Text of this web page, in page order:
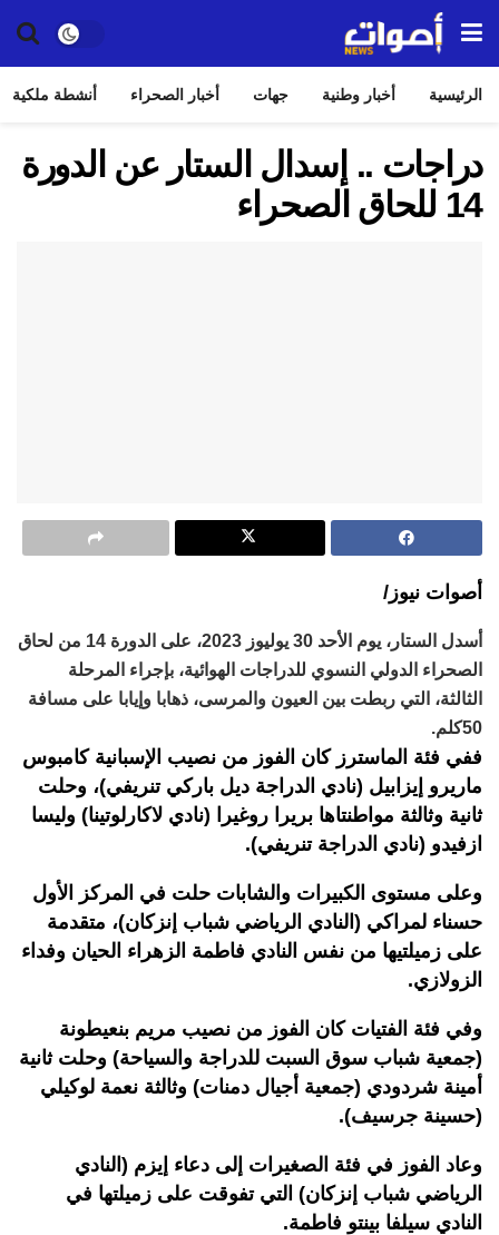
الرئيسية أخبار وطنية جهات أخبار الصحراء أنشطة ملكية
دراجات .. إسدال الستار عن الدورة
14 للحاق الصحراء
أصوات نيوز/
أسدل الستار، يوم الأحد 30 يوليوز 2023، على الدورة 14 من لحاق
الصحراء الدولي النسوي للدراجات الهوائية، بإجراء المرحلة
الثالثة، التي ربطت بين العيون والمرسى، ذهابا وإيابا على مسافة
50كلم.
ففي فئة الماسترز كان الفوز من نصيب الإسبانية كامبوس
ماريرو إيزابيل (نادي الدراجة ديل باركي تنريفي)، وحلت
ثانية وثالثة مواطنتاها بريرا روغيرا (نادي لاكارلوتينا) وليسا
ازفيدو (نادي الدراجة تنريفي).
وعلى مستوى الكبيرات والشابات حلت في المركز الأول
حسناء لمراكي (النادي الرياضي شباب إنزكان)، متقدمة
على زميلتيها من نفس النادي فاطمة الزهراء الحيان وفداء
الزولازي.
وفي فئة الفتيات كان الفوز من نصيب مريم بنعيطونة
(جمعية شباب سوق السبت للدراجة والسياحة) وحلت ثانية
أمينة شردودي (جمعية أجيال دمنات) وثالثة نعمة لوكيلي
(حسينة جرسيف).
وعاد الفوز في فئة الصغيرات إلى دعاء إيزم (النادي
الرياضي شباب إنزكان) التي تفوقت على زميلتها في
النادي سيلفا بينتو فاطمة.